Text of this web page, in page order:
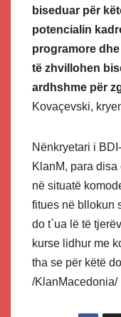
biseduar për
potencialin
programore
të zhvillohen
ardhshme për
Kovaçevski,
Nënkryetari i
KlanM, para
në situatë
fitues në bllokun
do t`ua lë të
kurse lidhur me
tha se për këtë
/KlanMacedonia/